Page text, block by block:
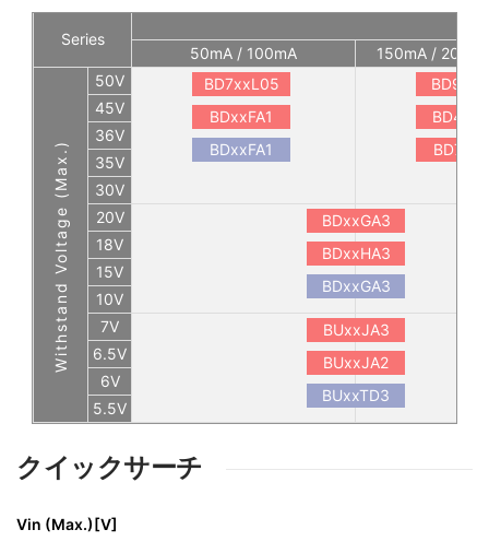
Series
50mA / 100mA 150mA /
Withstand Voltage (Max.)
50V
BD7xxL05
BDxxFA1
BDxxFA1
45V
36V
35V
30V
20V
BDxxGA3
BDxxHA3
BDxxGA3
18V
15V
10V
7V
BUxxJA3
BUxxJA2
BUxxTD3
6.5V
6V
5.5V
クイックサーチ
Vin (Max.)[V]